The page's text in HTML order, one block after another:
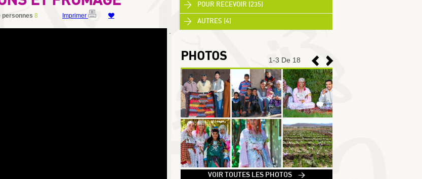
personnes 8 Imprimer
POUR RECEVOIR (235)
AUTRES (4)
1-3 De 18
PHOTOS
1 VOIR TOUTES LES PHOTOS >